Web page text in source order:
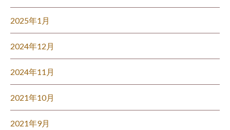
2025年1月
2024年12月
2024年11月
2021年10月
2021年9月